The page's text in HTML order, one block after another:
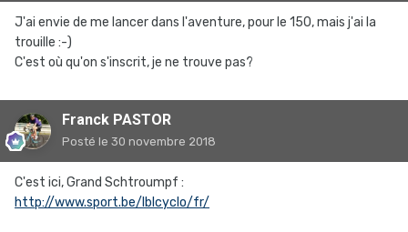
J'ai envie de me lancer dans l'aventure, pour le 150, mais j'ai la
trouille :-)
C'est où qu'on s'inscrit, je ne trouve pas?
Franck PASTOR
Posté le 30 novembre 2018
C'est ici, Grand Schtroumpf :
http://www.sport.be/lblcyclo/fr/